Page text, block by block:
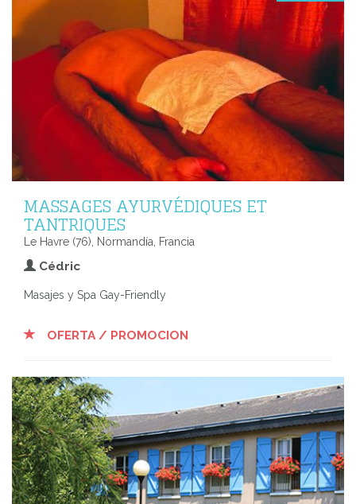
MASSAGES AYURVÉDIQUES ET
TANTRIQUES
Le Havre (76), Normandía, Francia
Cédric
Masajes y Spa Gay-Friendly
OFERTA / PROMOCION